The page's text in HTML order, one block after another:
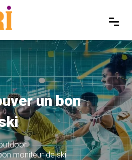
un bon
moniteur de ski